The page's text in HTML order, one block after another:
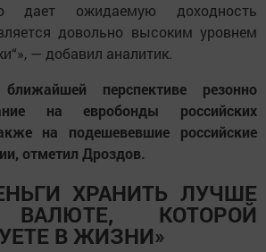
дает ожидаемую доходность
довольно высоким уровнем
— добавил аналитик.
перспективе резонно
на евробонды российских
на подешевевшие российские
отметил Дроздов.
ХРАНИТЬ ЛУЧШЕ
КОТОРОЙ
В ЖИЗНИ»